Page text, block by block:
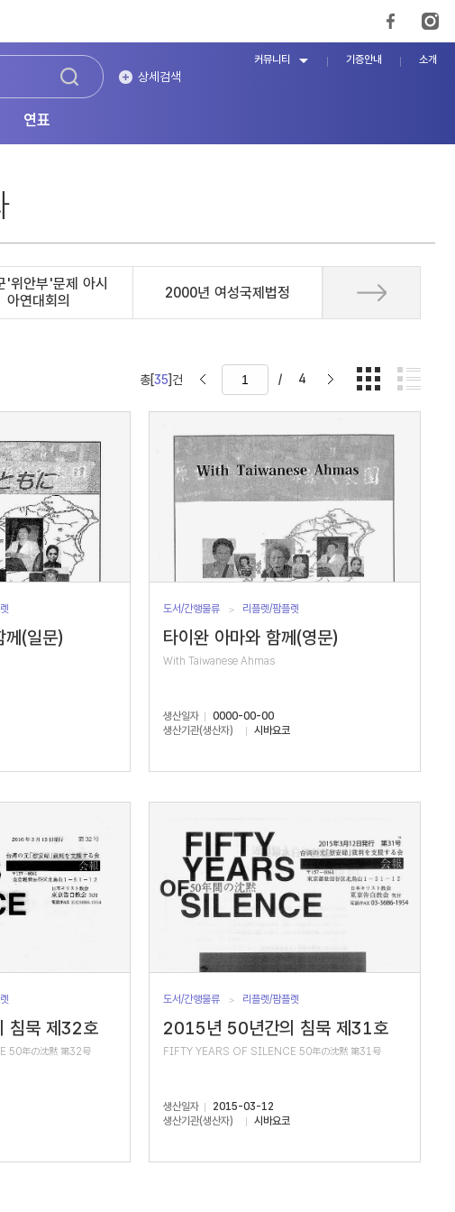
상세검색
연표
커뮤니티 기증안내 소개
'위안부'문제 아시
아연대회의
2000년 여성국제법정
총[35]건 / 4
께(일문)
도서/간행물류 리플렛/팜플렛
타이완 아마와 함께(영문)
With Taiwanese Ahmas
생산일자
0000-00-00
생산기관(생산자)
시바요코
침묵 제32호
50年の沈黙 第32号
도서/간행물류 리플렛/팜플렛
2015년 50년간의 침묵 제31호
FIFTY YEARS OF SILENCE 50年の沈黙 第31号
생산일자
2015-03-12
생산기관(생산자)
시바요코